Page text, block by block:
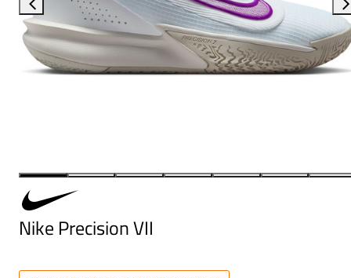
Nike Precision VII